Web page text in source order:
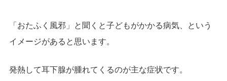
「おたふく風邪」と聞くと子どもがかかる病気、という
イメージがあると思います。
発熱して耳下腺が腫れてくるのが主な症状です。